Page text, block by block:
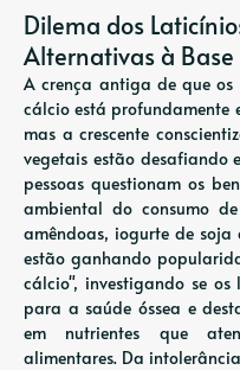
Dilema dos
Alternativas à
A crença antiga de que
cálcio está profundamente
mas a crescente
vegetais estão desafiando
pessoas questionam os
ambiental do consumo
amêndoas, iogurte de soja
estão ganhando
cálcio", investigando se os
para a saúde óssea e
em nutrientes que
alimentares. Da